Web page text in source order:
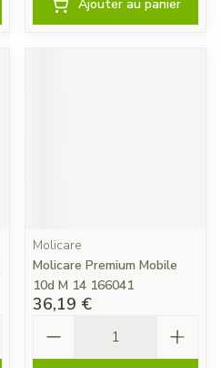
Ajouter au panier
Molicare
Molicare Premium Mobile
10d M 14 166041
36,19 €